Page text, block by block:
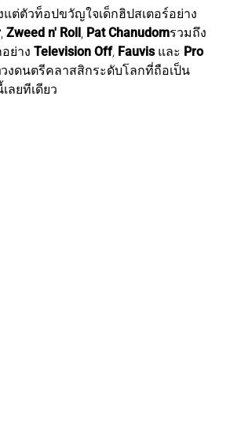
ต่ตัวท็อปขวัญใจเด็กฮิปสเตอร์อย่าง
, Zweed n' Roll Pat Chanudomรวมถึง
ย่าง Television Off, Fauvis และ Pro
วงดนตรีคลาสสิกระดับโลกที่ถือเป็น
ลยทีเดียว